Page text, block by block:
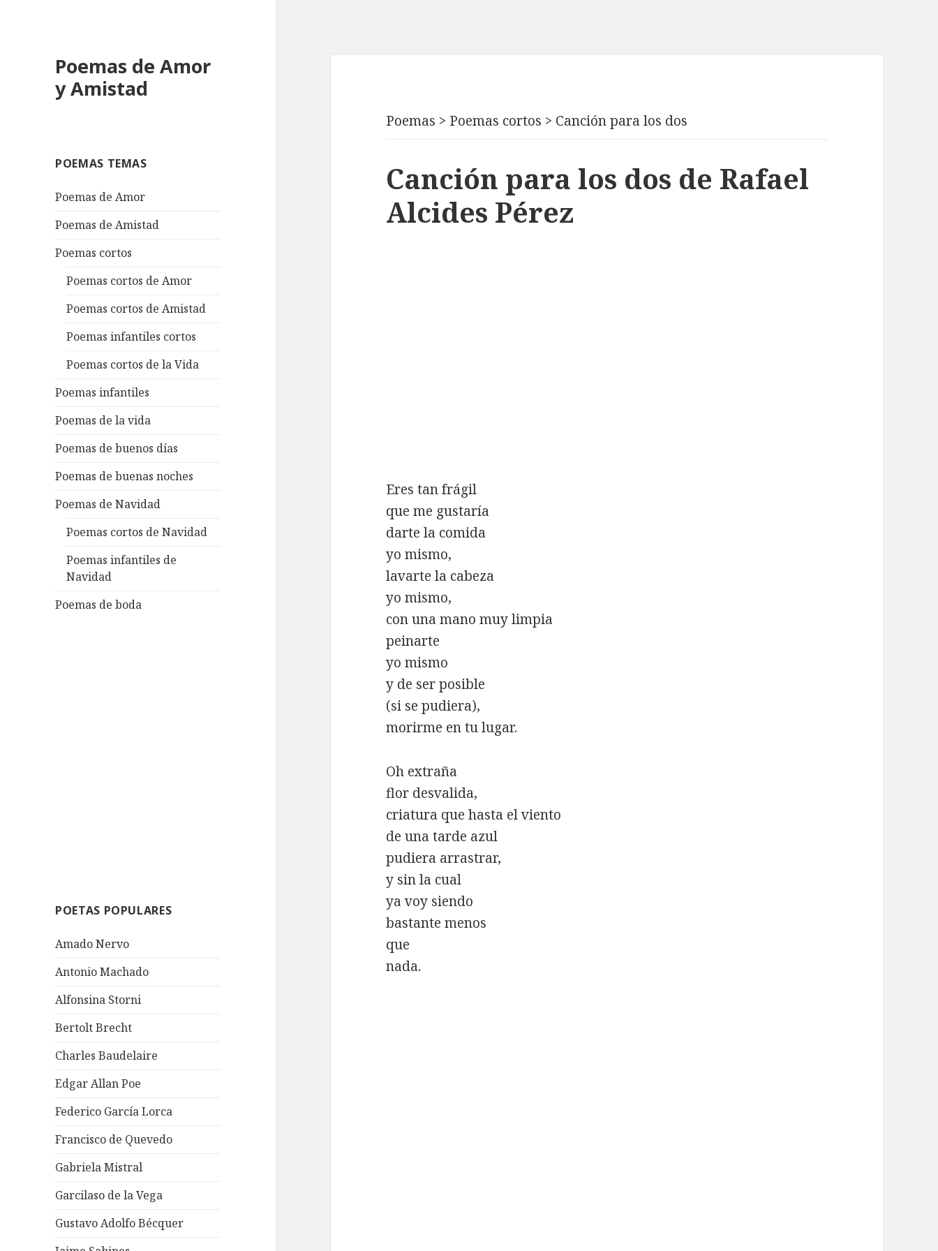
Poemas de Amor
y Amistad
POEMAS TEMAS
Poemas de Amor
Poemas de Amistad
Poemas cortos
Poemas cortos de Amor
Poemas cortos de Amistad
Poemas infantiles cortos
Poemas cortos de la Vida
Poemas infantiles
Poemas de la vida
Poemas de buenos días
Poemas de buenas noches
Poemas de Navidad
Poemas cortos de Navidad
Poemas infantiles de
Navidad
Poemas de boda
POETAS POPULARES
Amado Nervo
Antonio Machado
Alfonsina Storni
Bertolt Brecht
Charles Baudelaire
Edgar Allan Poe
Federico García Lorca
Francisco de Quevedo
Gabriela Mistral
Garcilaso de la Vega
Gustavo Adolfo Bécquer
Poemas > Poemas cortos > Canción para los dos
Canción para los dos de Rafael
Alcides Pérez
Eres tan frágil
que me gustaría
darte la comida
yo mismo,
lavarte la cabeza
yo mismo,
con una mano muy limpia
peinarte
yo mismo
y de ser posible
(si se pudiera),
morirme en tu lugar.
Oh extraña
flor desvalida,
criatura que hasta el viento
de una tarde azul
pudiera arrastrar,
y sin la cual
ya voy siendo
bastante menos
que
nada.